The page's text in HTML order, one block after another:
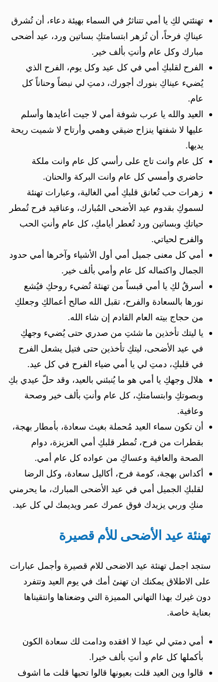
تهنئتي لكِ يا أمي تتناثرُ في السماء بهيئة دعاء، أن تُشرق
عيناكِ فرحاً، أن تُزهر ابتسامتكِ بساتين ورد، عيد أضحى
مبارك وكل عام وأنتِ بألف خير.
الفرح لقلبكِ أمي في كل عيد وكل يوم، الفرح الذي
يُضيء عيناكِ بنورك أجورك، دمتِ لي نبضاً وحناناً كل
عام.
العيد والله يا عرب شوفة أمي لا جيت أعايدها وأسلم
عليها لا شفتها ينزاح ضيقي وهمي وأرتاح لا شميت ريحة
يديها.
كل عام وانت تاج على رأسي كل عام وانت ملكة
حاضري وأمسي كل عام وانت البركة والحنان.
زهرات حب تُعانق قلبكِ أمي الغالية، وعبارات تهنئة
لسموكِ بقدوم عيد الأضحى المُبارك، وعناقيد فرح تُمطر
حياتكِ وبساتين ورد تُعطر أيامكِ، كل عام وأنتِ الحب
والفرح لحياتي.
أمي كل معنى جميل أمي أول الأشياء وآخرها أمي حدود
الجمال واكتماله كل عام وأمي بألف خير.
أسرقُ لكِ يا أمي قبساً من تهنئة تُضيء روحكِ فيُشع
نورها بالسعادة والفرح، تقبل الله صالح أعمالكِ وجعلكِ
من حجاج بيته العام القادم إن شاء الله.
يا ليتك تأخذين ما شئتِ من صدري حتى يُضيء وجهكِ
في عيد الأضحى، ليتكِ تأخذين حتى فتيل يشعل الفرح
في قلبكِ، دمتِ لي يا أمي ضياء الفرح في كل عيد.
هلال وجهكِ يا أمي هو ما يُنبئني بالعيد، وقد حلّ عيدي بكِ
وبصوتكِ وابتسامتكِ، كل عام وأنتِ بألف خير وصحة
وعافية.
أن تكون سماء العيد مُحملة بغيث سعادة، بأمطار بهجة،
بقطرات من فرح، تُمطر قلبكِ أمي العزيزة، دوام
الصحة والعافية وعساكِ من عواده كل عام أمي.
أكداس بهجة، كومة فرح، أكاليل سعادة، وكل الرضا
لقلبكِ الجميل أمي في عيد الأضحى المبارك، ما يحرمني
منكِ وربي يزيدك فوق عمرك عمر ويديمك لي كل عيد.
تهنئة عيد الأضحى للأم قصيرة
ستجد اجمل تهنئة عيد الاضحى للام قصيرة وأجمل عبارات
على الاطلاق يمكنك ان تهنئ أمك في يوم العيد وتتفرد
دون غيرك بهذا التهاني المميزة التي وضعناها وانتقيناها
بعناية خاصة.
أمي دمتي لي عيدا لا افقده ودامت لك سعادة الكون
بأكملها كل عام و أنتِ بألف خيرا.
قالوا وين العيد قلت بعيونها قالوا تحبها قلت ما اشوف